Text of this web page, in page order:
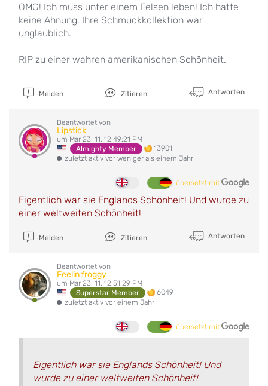
OMG! Ich muss unter einem Felsen leben! Ich hatte
keine Ahnung. Ihre Schmuckkollektion war
unglaublich.
RIP zu einer wahren amerikanischen Schönheit.
Melden Zitieren Antworten
Beantwortet von
Lipstick
um Mar 23, 11, 12:49:21 PM
Almighty Member
13901
zuletzt aktiv vor weniger als einem Jahr
übersetzt mit
Eigentlich war sie Englands Schönheit! Und wurde zu
einer weltweiten Schönheit!
Melden Zitieren Antworten
Beantwortet von
Feelin froggy
um Mar 23, 11, 12:51:29 PM
Superstar Member
6049
zuletzt aktiv vor einem Jahr
übersetzt mit
Eigentlich war sie Englands Schönheit! Und
wurde zu einer weltweiten Schönheit!